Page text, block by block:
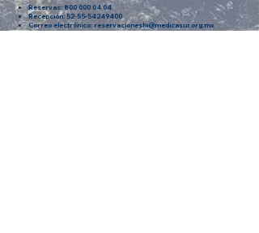
Reservas: 800 000 04 04
Recepción:52-55-54249400
Correo electrónico: reservacioneshi@medicasur.org.mx